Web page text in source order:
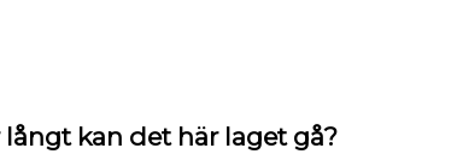
kan det här laget gå?